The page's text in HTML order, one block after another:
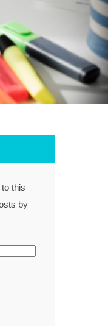
this
by